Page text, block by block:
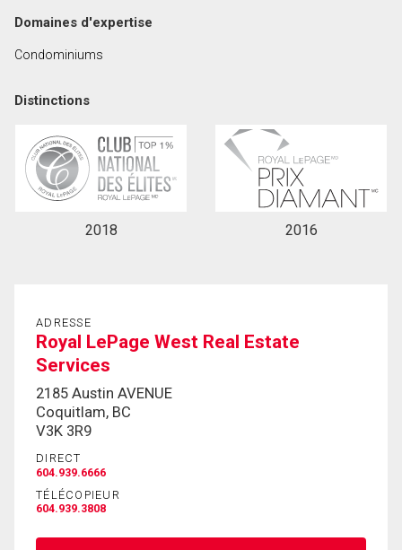
nous fournissez l'autorisation écrite de
communiquer avec vous.
Domaines d'expertise
Condominiums
Distinctions
2018 2016
ADRESSE
Royal LePage West Real Estate
Services
2185 Austin AVENUE
Coquitlam, BC
V3K 3R9
DIRECT
604.939.6666
TÉLÉCOPIEUR
604.939.3808